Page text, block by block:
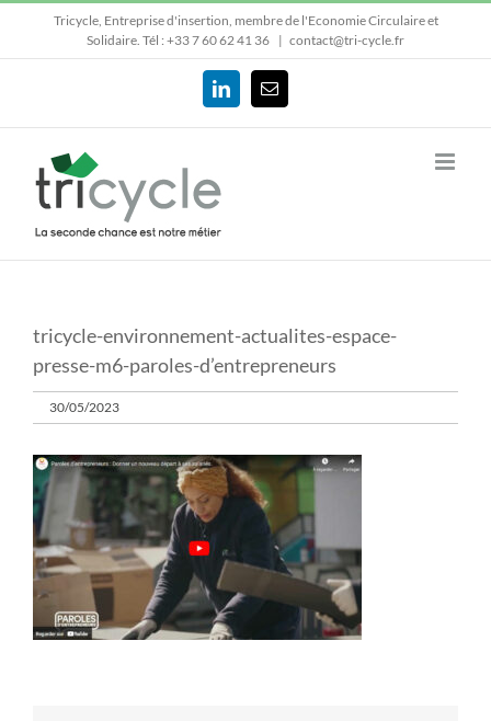
contenu
Tricycle, Entreprise d'insertion, membre de l'Economie Circulaire et
Solidaire. Tél : +33 7 60 62 41 36 | contact@tri-cycle.fr
LinkedInEmail
tricycle-environnement-actualites-espace-
presse-m6-paroles-d’entrepreneurs
30/05/2023